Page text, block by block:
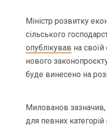
Міністр розвитку
сільського
опублікував на своїй
нового
буде винесено на
Милованов зазначив,
для певних